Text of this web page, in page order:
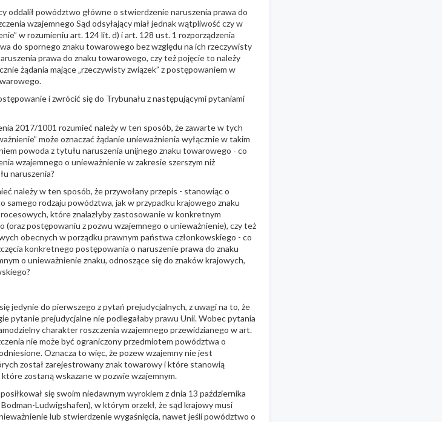
oddalił powództwo główne o stwierdzenie naruszenia prawa do
wzajemnego Sąd odsyłający miał jednak wątpliwość czy w
w rozumieniu art. 124 lit. d) i art. 128 ust. 1 rozporządzenia
do spornego znaku towarowego bez względu na ich rzeczywisty
prawa do znaku towarowego, czy też pojęcie to należy
żądania mające „rzeczywisty związek” z postępowaniem w
i zwrócić się do Trybunału z następującymi pytaniami
2017/1001 rozumieć należy w ten sposób, że zawarte w tych
może oznaczać żądanie unieważnienia wyłącznie w takim
powoda z tytułu naruszenia unijnego znaku towarowego - co
wzajemnego o unieważnienie w zakresie szerszym niż
naruszenia?
należy w ten sposób, że przywołany przepis - stanowiąc o
samego rodzaju powództwa, jak w przypadku krajowego znaku
które znalazłyby zastosowanie w konkretnym
postępowaniu z pozwu wzajemnego o unieważnienie), czy też
obecnych w porządku prawnym państwa członkowskiego - co
konkretnego postępowania o naruszenie prawa do znaku
o unieważnienie znaku, odnoszące się do znaków krajowych,
jedynie do pierwszego z pytań prejudycjalnych, z uwagi na to, że
pytanie prejudycjalne nie podlegałaby prawu Unii. Wobec pytania
charakter roszczenia wzajemnego przewidzianego w art.
nie może być ograniczony przedmiotem powództwa o
Oznacza to więc, że pozew wzajemny nie jest
został zarejestrowany znak towarowy i które stanowią
zostaną wskazane w pozwie wzajemnym.
się swoim niedawnym wyrokiem z dnia 13 października
Ludwigshafen), w którym orzekł, że sąd krajowy musi
lub stwierdzenie wygaśnięcia, nawet jeśli powództwo o